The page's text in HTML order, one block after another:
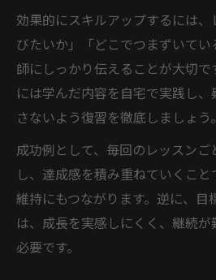
効果的にスキルアップするには
びたいか」「どこでつまずいて
師にしっかり伝えることが大切
には学んだ内容を自宅で実践し
さないよう復習を徹底しましょう。
成功例として、毎回のレッスン
し、達成感を積み重ねていくこ
維持にもつながります。逆に、目
は、成長を実感しにくく、継続
必要です。